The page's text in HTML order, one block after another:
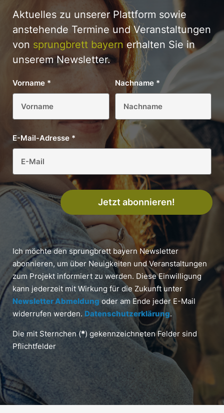
Aktuelles zu unserer Plattform sowie
anstehende Termine und Veranstaltungen
von sprungbrett bayernerhalten Sie in
unserem Newsletter.
Vorname * Nachname *
E-Mail-Adresse *
Jetzt abonnieren!
Ich möchte den sprungbrett bayern Newsletter
abonnieren, um über Neuigkeiten und Veranstaltungen
zum Projekt informiert zu werden. Diese Einwilligung
kann jederzeit mit Wirkung für die Zukunft unter
Newsletter Abmeldung oder am Ende jeder E-Mail
widerrufen werden. Datenschutzerklärung.
Die mit Sternchen (*) gekennzeichneten Felder sind
Pflichtfelder